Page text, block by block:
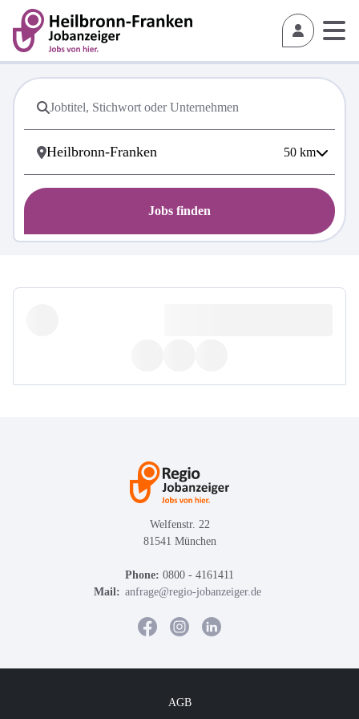
50 km
Jobs finden
Welfenstr. 22
81541 München
Phone: 0800 - 4161411
Mail: anfrage@regio-jobanzeiger.de
AGB